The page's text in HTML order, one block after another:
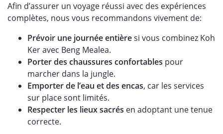
Afin d’assurer un voyage réussi avec des expériences
complètes, nous vous recommandons vivement de:
Prévoir une journée entièresi vous combinez Koh
Ker avec Beng Mealea.
Porter des chaussures confortables pour
marcher dans la jungle.
Emporter de l’eau et des encas, car les services
sur place sont limités.
Respecter les lieux sacrés en adoptant une tenue
correcte.